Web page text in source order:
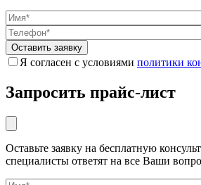
Я согласен с условиями политики
Запросить прайс-лист
Оставьте заявку на бесплатную
специалисты ответят на все Ваши